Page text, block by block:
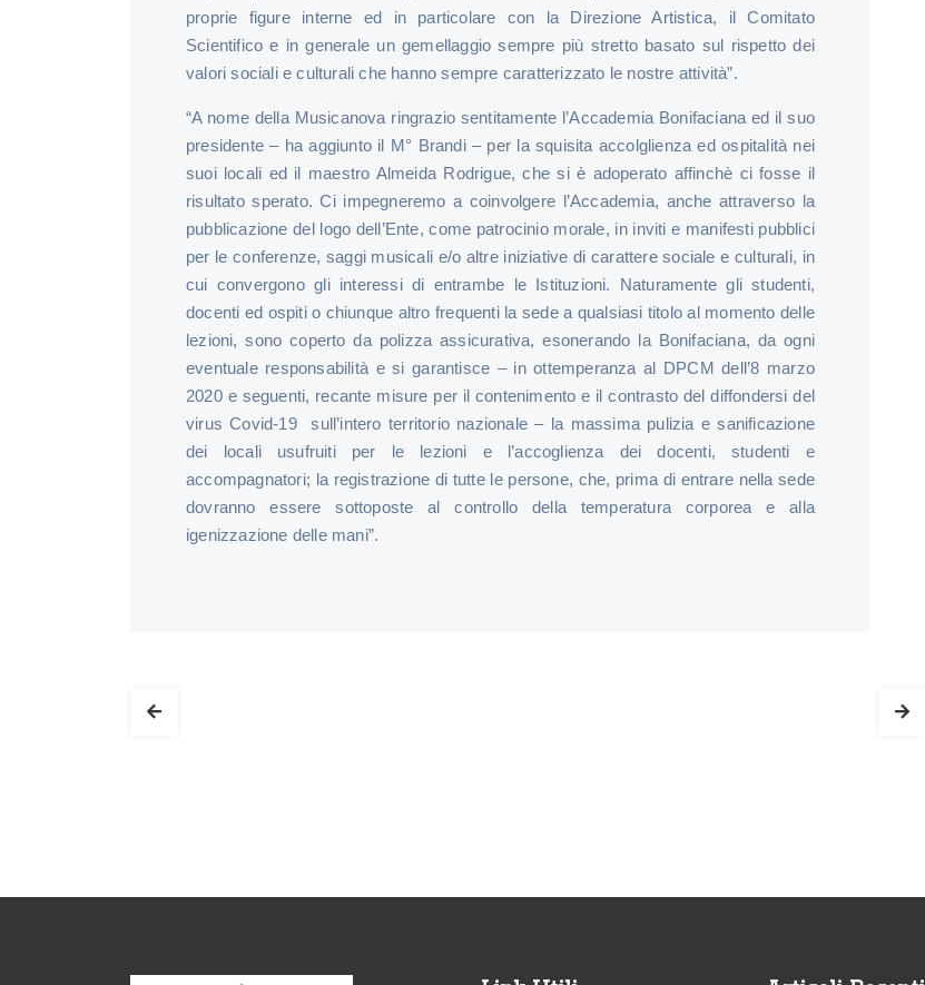
proprie figure interne ed in particolare con la Direzione Artistica, il Comitato
Scientifico e in generale un gemellaggio sempre più stretto basato sul rispetto dei
valori sociali e culturali che hanno sempre caratterizzato le nostre attività”.
“A nome della Musicanova ringrazio sentitamente l’Accademia Bonifaciana ed il suo
presidente – ha aggiunto il M° Brandi – per la squisita accolglienza ed ospitalità nei
suoi locali ed il maestro Almeida Rodrigue, che si è adoperato affinchè ci fosse il
risultato sperato. Ci impegneremo a coinvolgere l’Accademia, anche attraverso la
pubblicazione del logo dell’Ente, come patrocinio morale, in inviti e manifesti pubblici
per le conferenze, saggi musicali e/o altre iniziative di carattere sociale e culturali, in
cui convergono gli interessi di entrambe le Istituzioni. Naturamente gli studenti,
docenti ed ospiti o chiunque altro frequenti la sede a qualsiasi titolo al momento delle
lezioni, sono coperto da polizza assicurativa, esonerando la Bonifaciana, da ogni
eventuale responsabilità e si garantisce – in ottemperanza al DPCM dell’8 marzo
2020 e seguenti, recante misure per il contenimento e il contrasto del diffondersi del
virus Covid-19 sull’intero territorio nazionale – la massima pulizia e sanificazione
dei locali usufruiti per le lezioni e l’accoglienza dei docenti, studenti e
accompagnatori; la registrazione di tutte le persone, che, prima di entrare nella sede
dovranno essere sottoposte al controllo della temperatura corporea e alla
igenizzazione delle mani”.